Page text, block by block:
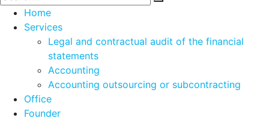
Home
Services
Legal and contractual audit of the financial
statements
Accounting
Accounting outsourcing or subcontracting
Office
Founder